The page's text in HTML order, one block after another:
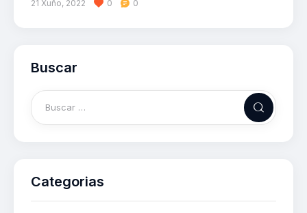
21 Xuño, 2022 0 0
Buscar
Categorias